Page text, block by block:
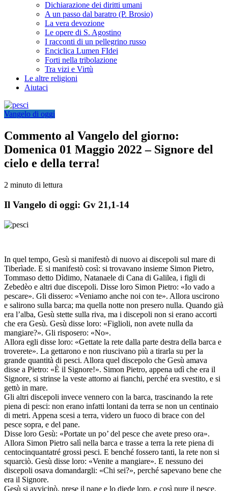
Dichiarazione dei diritti umani
A un passo dal baratro (P. Brosio)
La vera devozione
Le opere di S. Agostino
I racconti di un pellegrino russo
Enciclica Lumen FIdei
Forti nella tribolazione
Tra vizi e Virtù
Le altre religioni
Aiutaci
Vangelo di oggi
Commento al Vangelo del giorno:
Domenica 01 Maggio 2022 – Signore del
cielo e della terra!
2 minuto di lettura
Il Vangelo di oggi: Gv 21,1-14
In quel tempo, Gesù si manifestò di nuovo ai discepoli sul mare di
Tiberìade. E si manifestò così: si trovavano insieme Simon Pietro,
Tommaso detto Dìdimo, Natanaele di Cana di Galilea, i figli di
Zebedèo e altri due discepoli. Disse loro Simon Pietro: «Io vado a
pescare». Gli dissero: «Veniamo anche noi con te». Allora uscirono
e salirono sulla barca; ma quella notte non presero nulla. Quando già
era l’alba, Gesù stette sulla riva, ma i discepoli non si erano accorti
che era Gesù. Gesù disse loro: «Figlioli, non avete nulla da
mangiare?». Gli risposero: «No».
Allora egli disse loro: «Gettate la rete dalla parte destra della barca e
troverete». La gettarono e non riuscivano più a tirarla su per la
grande quantità di pesci. Allora quel discepolo che Gesù amava
disse a Pietro: «È il Signore!». Simon Pietro, appena udì che era il
Signore, si strinse la veste attorno ai fianchi, perché era svestito, e si
gettò in mare.
Gli altri discepoli invece vennero con la barca, trascinando la rete
piena di pesci: non erano infatti lontani da terra se non un centinaio
di metri. Appena scesi a terra, videro un fuoco di brace con del
pesce sopra, e del pane.
Disse loro Gesù: «Portate un po’ del pesce che avete preso ora».
Allora Simon Pietro salì nella barca e trasse a terra la rete piena di
centocinquantatré grossi pesci. E benché fossero tanti, la rete non si
squarciò. Gesù disse loro: «Venite a mangiare». E nessuno dei
discepoli osava domandargli: «Chi sei?», perché sapevano bene che
era il Signore.
Gesù si avvicinò, prese il pane e lo diede loro, e così pure il pesce.